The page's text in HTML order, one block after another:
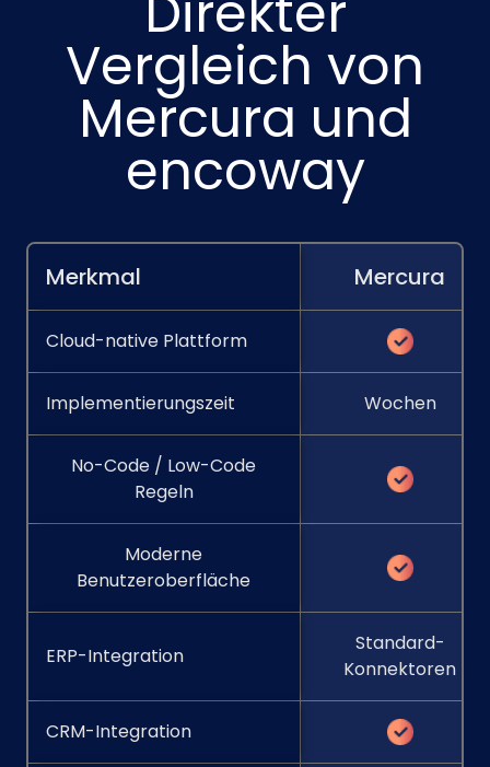
Vergleich von
Mercura und
encoway
Merkmal Mercura
Cloud-native Plattform
Implementierungszeit Wochen
No-Code / Low-Code
Regeln
Moderne
Benutzeroberfläche
ERP-Integration
Standard-
Konnektoren
CRM-Integration